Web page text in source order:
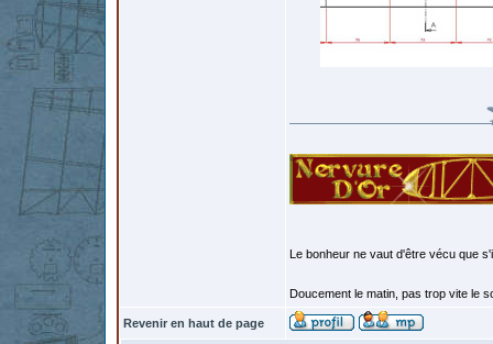
Le bonheur ne vaut d'être vécu que
Doucement le matin, pas trop vite le
Revenir en haut de page